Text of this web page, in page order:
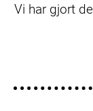
Vi har gjort